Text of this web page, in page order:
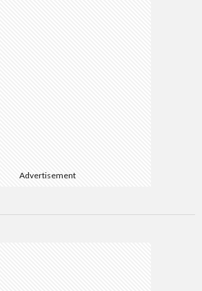
Advertisement